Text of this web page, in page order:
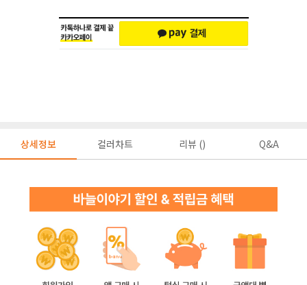
상세정보 컬러차트 리뷰 () Q&A